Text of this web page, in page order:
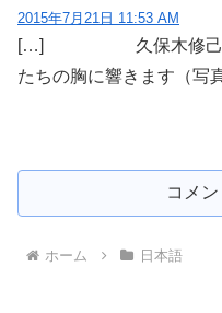
2015年7月21日 11:53 AM
[…] 久保木修己先生
たちの胸に響きます（写
コメ
ホーム 日本語